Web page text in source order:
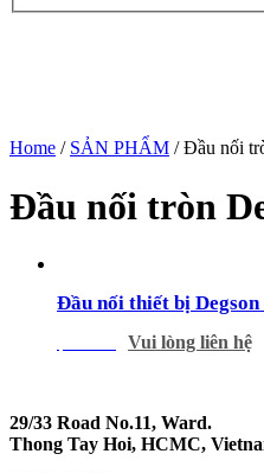
Home / SẢN PHẨM / Đầu nối
Đầu nối tròn
Đầu nối thiết bị
Vui lòng liên hệ
29/33 Road No.11, Ward.
Thong Tay Hoi, HCMC,